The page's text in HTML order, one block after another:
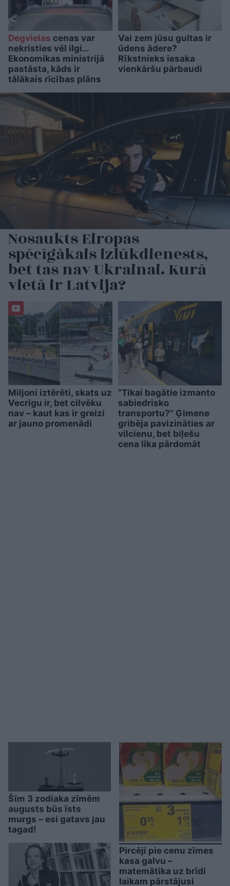
Degvielas cenas var
nekristies vēl ilgi…
Ekonomikas ministrijā
pastāsta, kāds ir
tālākais rīcības plāns
Vai zem jūsu gultas ir
ūdens ādere?
Rīkstnieks iesaka
vienkāršu pārbaudi
Nosaukts Eiropas
spēcīgākais izlūkdienests,
bet tas nav Ukrainai. Kurā
vietā ir Latvija?
Miljoni iztērēti, skats uz
Vecrīgu ir, bet cilvēku
nav – kaut kas ir greizi
ar jauno promenādi
“Tikai bagātie izmanto
sabiedrisko
transportu?” Ģimene
gribēja pavizināties ar
vilcienu, bet biļešu
cena lika pārdomāt
Šīm 3 zodiaka zīmēm
augusts būs īsts
murgs – esi gatavs jau
tagad!
Pircēji pie cenu zīmes
kasa galvu –
matemātika uz brīdi
laikam pārstājusi